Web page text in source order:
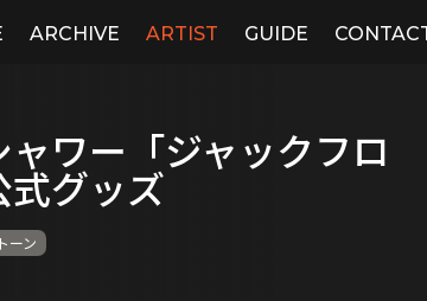
ARCHIVE ARTIST GUIDE
ャワー「ジャックフロ
式グッズ
ーン